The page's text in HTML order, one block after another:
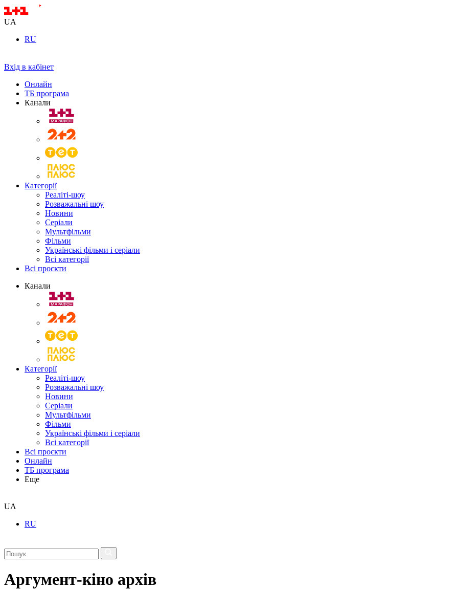
UA
RU
Вхід в кабінет
Онлайн
ТБ програма
Канали
Категорії
Реаліті-шоу
Розважальні шоу
Новини
Серіали
Мультфільми
Фільми
Українські фільми і серіали
Всі категорії
Всі проєкти
Канали
Категорії
Реаліті-шоу
Розважальні шоу
Новини
Серіали
Мультфільми
Фільми
Українські фільми і серіали
Всі категорії
Всі проєкти
Онлайн
ТБ програма
Еще
UA
RU
Аргумент-кіно архів